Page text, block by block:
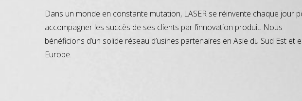
Dans un monde en constante mutation, LASER se réinvente chaque jour
accompagner les succès de ses clients par l’innovation produit. Nous
bénéficions d’un solide réseau d’usines partenaires en Asie du Sud Est et
Europe.